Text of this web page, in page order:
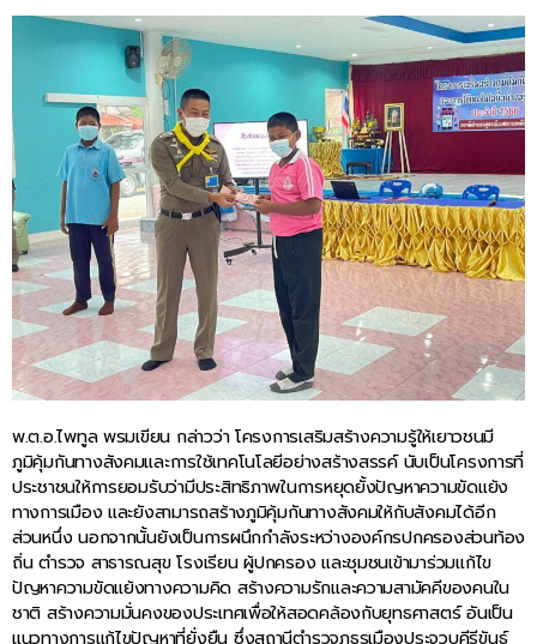
พ.ต.อ.ไพทูล พรมเขียน กล่าวว่า โครงการเสริมสร้างความรู้ให้เยาวชนมี
ภูมิคุ้มกันทางสังคมและการใช้เทคโนโลยีอย่างสร้างสรรค์ นับเป็นโครงการที่
ประชาชนให้การยอมรับว่ามีประสิทธิภาพในการหยุดยั้งปัญหาความขัดแย้ง
ทางการเมือง และยังสามารถสร้างภูมิคุ้มกันทางสังคมให้กับสังคมได้อีก
ส่วนหนึ่ง นอกจากนั้นยังเป็นการผนึกกำลังระหว่างองค์กรปกครองส่วนท้อง
ถิ่น ตำรวจ สาธารณสุข โรงเรียน ผู้ปกครอง และชุมชนเข้ามาร่วมแก้ไข
ปัญหาความขัดแย้งทางความคิด สร้างความรักและความสามัคคีของคนใน
ชาติ สร้างความมั่นคงของประเทศเพื่อให้สอดคล้องกับยุทธศาสตร์ อันเป็น
แนวทางการแก้ไขปัญหาที่ยั่งยืน ซึ่งสถานีตำรวจภูธรเมืองประจวบคีรีขันธ์